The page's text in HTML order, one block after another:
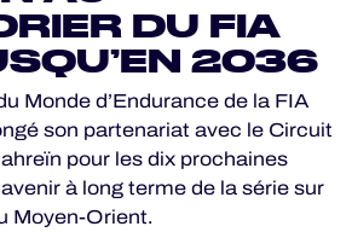
DU FIA
2036
Monde d’Endurance de la FIA
son partenariat avec le Circuit
pour les dix prochaines
à long terme de la série sur
Moyen-Orient.